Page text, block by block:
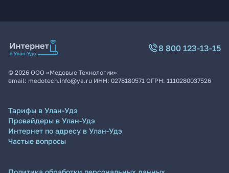
8 800 123-13-15
© 2026 ООО «Медовые Технологии»
email: medotech.info@ya.ru ИНН: 0278180571 ОГРН: 1110280037526
Тарифы в Улан-Удэ
Провайдеры в Улан-Удэ
Интернет по адресу в Улан-Удэ
Частые вопросы